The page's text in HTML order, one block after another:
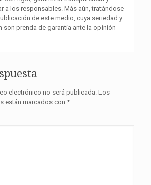
a los responsables. Más aún, tratándose
de este medio, cuya seriedad y
son prenda de garantía ante la opinión
electrónico no será publicada. Los
están marcados con *